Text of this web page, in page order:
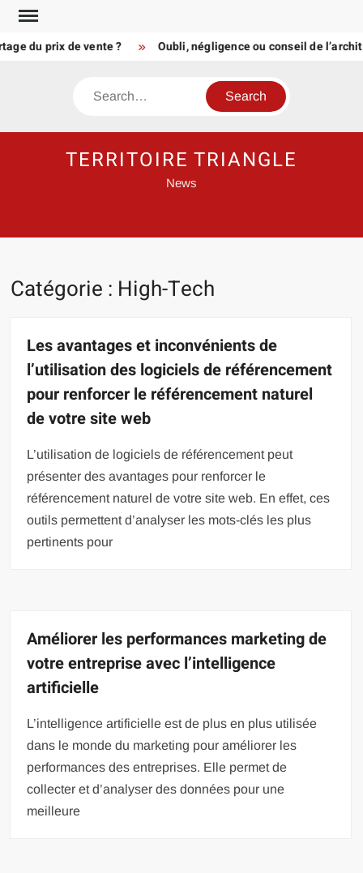
Skip
contentprix de vente ? Oubli, négligence ou conseil de
Search
TERRITOIRE TRIANGLE
News
Catégorie : High-Tech
Les avantages et inconvénients de
l’utilisation des logiciels de référencement
pour renforcer le référencement naturel
de votre site web
L’utilisation de logiciels de référencement peut
présenter des avantages pour renforcer le
référencement naturel de votre site web. En effet, ces
outils permettent d’analyser les mots-clés les plus
pertinents pour
Améliorer les performances marketing de
votre entreprise avec l’intelligence
artificielle
L’intelligence artificielle est de plus en plus utilisée
dans le monde du marketing pour améliorer les
performances des entreprises. Elle permet de
collecter et d’analyser des données pour une
meilleure